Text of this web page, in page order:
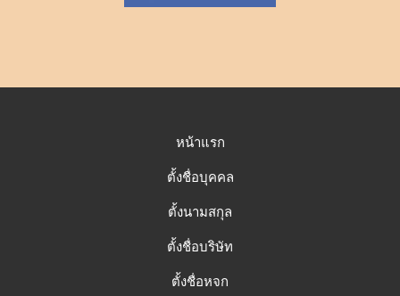
หน้าแรก
ตั้งชื่อบุคคล
ตั้งนามสกุล
ตั้งชื่อบริษัท
ตั้งชื่อหจก